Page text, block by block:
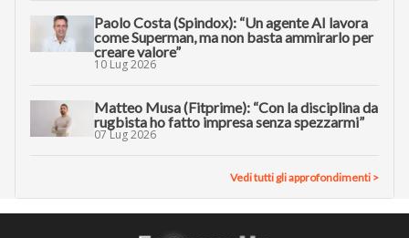
Paolo Costa (Spindox): “Un agente AI lavora
come Superman, ma non basta ammirarlo per
creare valore”
10 Lug 2026
Matteo Musa (Fitprime): “Con la disciplina da
rugbista ho fatto impresa senza spezzarmi”
07 Lug 2026
Vedi tutti gli approfondimenti >